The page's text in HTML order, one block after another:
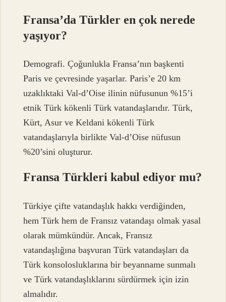
Fransa’da Türkler en çok nerede
yaşıyor?
Demografi. Çoğunlukla Fransa’nın başkenti
Paris ve çevresinde yaşarlar. Paris’e 20 km
uzaklıktaki Val-d’Oise ilinin nüfusunun %15’i
etnik Türk kökenli Türk vatandaşlarıdır. Türk,
Kürt, Asur ve Keldani kökenli Türk
vatandaşlarıyla birlikte Val-d’Oise nüfusun
%20’sini oluşturur.
Fransa Türkleri kabul ediyor mu?
Türkiye çifte vatandaşlık hakkı verdiğinden,
hem Türk hem de Fransız vatandaşı olmak yasal
olarak mümkündür. Ancak, Fransız
vatandaşlığına başvuran Türk vatandaşları da
Türk konsolosluklarına bir beyanname sunmalı
ve Türk vatandaşlıklarını sürdürmek için izin
almalıdır.